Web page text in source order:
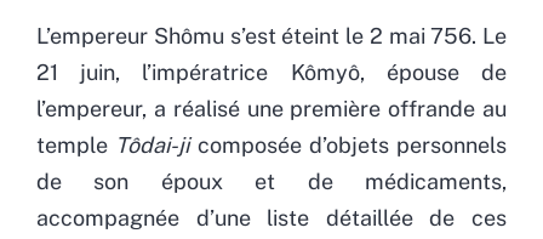
L’empereur Shômu s’est éteint le 2 mai 756. Le
21 juin, l’impératrice Kômyô, épouse de
l’empereur, a réalisé une première offrande au
temple Tôdai-jicomposée d’objets personnels
de son époux et de médicaments,
accompagnée d’une liste détaillée de ces